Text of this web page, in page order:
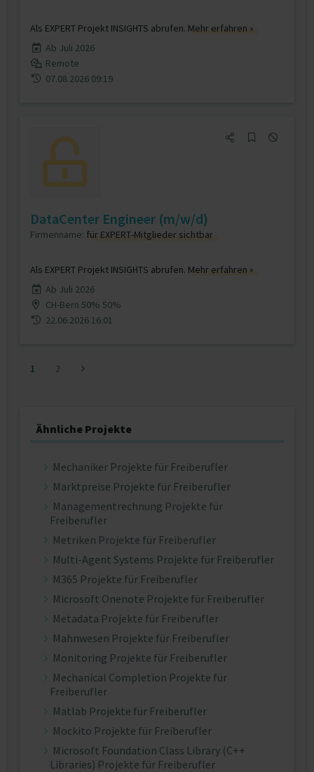
Als EXPERT Projekt INSIGHTS abrufen. Mehr erfahren »
Ab Juli 2026
Remote
07.08.2026 09:19
DataCenter Engineer (m/w/d)
Firmenname: für EXPERT-Mitglieder sichtbar
Als EXPERT Projekt INSIGHTS abrufen. Mehr erfahren »
Ab Juli 2026
CH-Bern 50% 50%
22.06.2026 16:01
1 2
Ähnliche Projekte
Mechaniker Projekte für Freiberufler
Marktpreise Projekte für Freiberufler
Managementrechnung Projekte für
Freiberufler
Metriken Projekte für Freiberufler
Multi-Agent Systems Projekte für Freiberufler
M365 Projekte für Freiberufler
Microsoft Onenote Projekte für Freiberufler
Metadata Projekte für Freiberufler
Mahnwesen Projekte für Freiberufler
Monitoring Projekte für Freiberufler
Mechanical Completion Projekte für
Freiberufler
Matlab Projekte für Freiberufler
Mockito Projekte für Freiberufler
Microsoft Foundation Class Library (C++
Libraries) Projekte für Freiberufler